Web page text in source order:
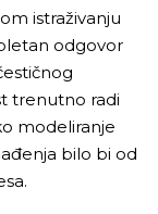
istraživanju
odgovor
trenutno radi
modeliranje
bilo bi od